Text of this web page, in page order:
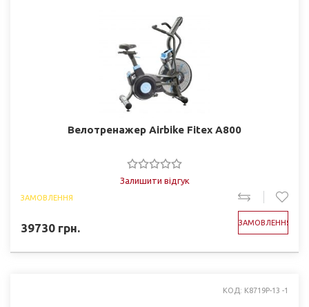
Велотренажер Airbike Fitex A800
Залишити відгук
ЗАМОВЛЕННЯ
39730 грн. ЗАМОВЛЕННЯ
КОД: K8719P-13 -1